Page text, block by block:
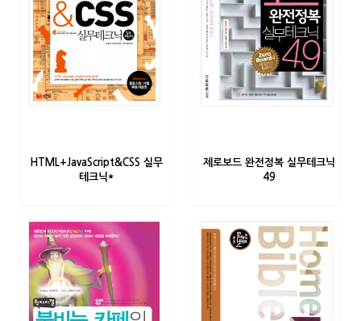
HTML+JavaScript&CSS 실무
테크닉*
제로보드 완전정복 실무테크닉
49